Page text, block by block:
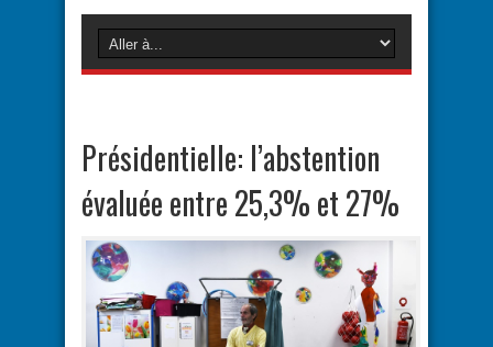
Présidentielle: l’abstention
évaluée entre 25,3% et 27%